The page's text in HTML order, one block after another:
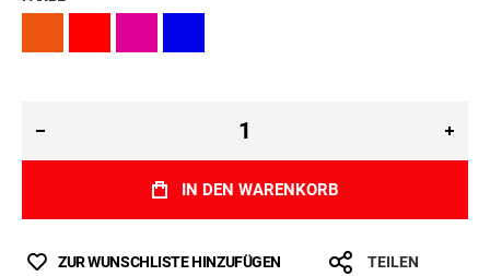
IN DEN WARENKORB
ZUR WUNSCHLISTE HINZUFÜGEN TEILEN